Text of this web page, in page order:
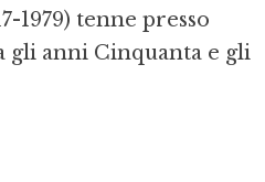
1979) tenne presso
gli anni Cinquanta e gli